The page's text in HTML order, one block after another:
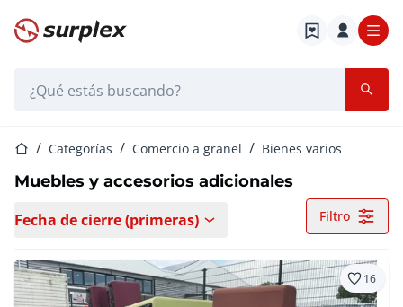
Página de inicio
Página de inicio
Categorías Comercio a granel Bienes varios
Muebles y accesorios adicionales
Fecha de cierre (primeras) Filtro
16